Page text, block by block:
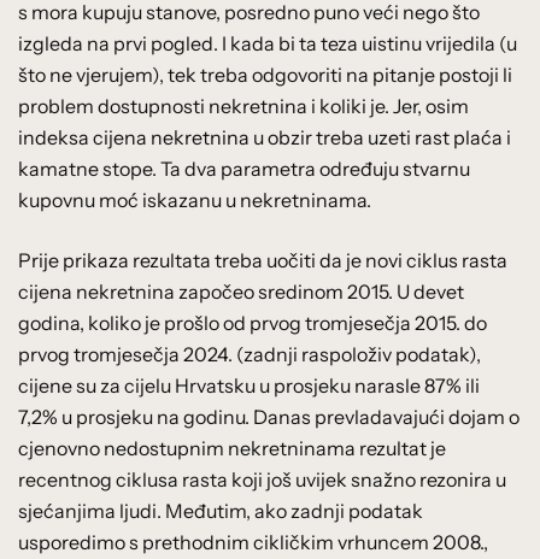
s mora kupuju stanove, posredno puno veći nego što
izgleda na prvi pogled. I kada bi ta teza uistinu vrijedila (u
što ne vjerujem), tek treba odgovoriti na pitanje postoji li
problem dostupnosti nekretnina i koliki je. Jer, osim
indeksa cijena nekretnina u obzir treba uzeti rast plaća i
kamatne stope. Ta dva parametra određuju stvarnu
kupovnu moć iskazanu u nekretninama.
Prije prikaza rezultata treba uočiti da je novi ciklus rasta
cijena nekretnina započeo sredinom 2015. U devet
godina, koliko je prošlo od prvog tromjesečja 2015. do
prvog tromjesečja 2024. (zadnji raspoloživ podatak),
cijene su za cijelu Hrvatsku u prosjeku narasle 87% ili
7,2% u prosjeku na godinu. Danas prevladavajući dojam o
cjenovno nedostupnim nekretninama rezultat je
recentnog ciklusa rasta koji još uvijek snažno rezonira u
sjećanjima ljudi. Međutim, ako zadnji podatak
usporedimo s prethodnim cikličkim vrhuncem 2008.,